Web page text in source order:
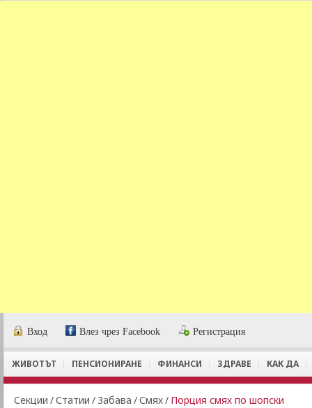
Вход Влез чрез Facebook Регистрация
ЖИВОТЪТ ПЕНСИОНИРАНЕ ФИНАНСИ ЗДРАВЕ КАК ДА
Секции /Статии / Забава /Смях/ Порция смях по шопски